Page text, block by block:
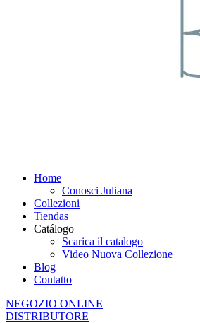
Home
Conosci Juliana
Collezioni
Tiendas
Catálogo
Scarica il catalogo
Video Nuova Collezione
Blog
Contatto
NEGOZIO ONLINE
DISTRIBUTORE